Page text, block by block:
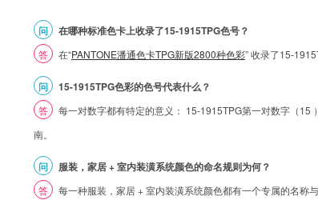
问 在哪种标准色卡上收录了15-1915TPG色号？
答 在“PANTONE潘通色卡TPG新版2800种色彩” 收录了15-
问 15-1915TPG色彩的色号代表什么？
答
每一对数字都有特定的意义： 15-1915TPG第一对数字（15
南。
问 服装，家居 + 室内装潢系统颜色的命名规则为何？
答
每一种服装，家居 + 室内装潢系统颜色都有一个专属的名